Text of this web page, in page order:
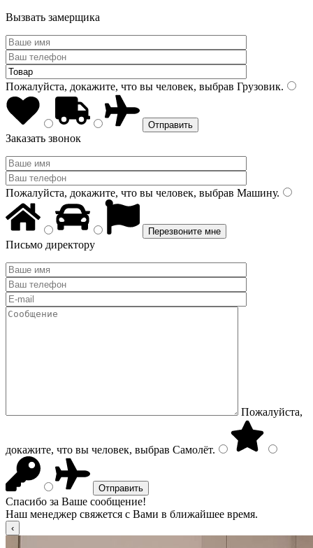
Вызвать замерщика
Пожалуйста, докажите, что вы человек, выбрав Грузовик.
Заказать звонок
Пожалуйста, докажите, что вы человек, выбрав Машину.
Письмо директору
Пожалуйста,
докажите, что вы человек, выбрав Самолёт.
Спасибо за Ваше сообщение!
Наш менеджер свяжется с Вами в ближайшее время.